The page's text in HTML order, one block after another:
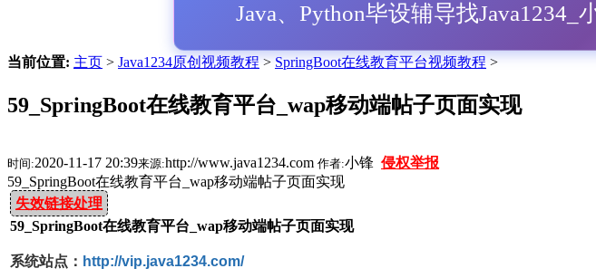
Java、Python毕设辅导找
当前位置: 主页 > Java1234原创视频教程 > SpringBoot在线教育平台视频教程 >
59_SpringBoot在线教育平台_wap移动端帖子页面实现
时间:2020-11-17 20:39来源:http://www.java1234.com 作者:小锋 侵权举报
59_SpringBoot在线教育平台_wap移动端帖子页面实现
失效链接处理
59_SpringBoot在线教育平台_wap移动端帖子页面实现
系统站点： http://vip.java1234.com/